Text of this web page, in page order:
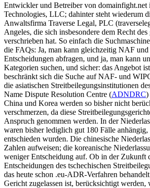
Entwickler und Betreiber von domainfight.net
Technologies, LLC; dahinter steht wiederum
Anwaltsfirma Traverse Legal, PLC
Angeles, die sich insbesondere dem Recht
verschrieben hat. So einfach die
die FAQs: Ja, man kann gleichzeitig NAF
Entscheidungen abfragen, und ja, man kann
Kategorien suchen, und sicher: das Angebot
beschränkt sich die Suche auf NAF- und
die asiatischen Streitbeilegungsinstitutionen
Name Dispute Resolution Centre (ADNDRC)
China und Korea werden so bisher nicht
verschmerzen, da diese
Anspruch genommen werden. In der
waren bisher lediglich gut 180 Fälle
entschieden wurden. Die chinesische
Zahlen aufweisen; die koreanische
weniger Entscheidung auf. Ob in der Zukunft
Entscheidungen des tschechischen
das heute schon .eu-ADR-Verfahren
Gericht zugelassen ist, berücksichtigt werden,